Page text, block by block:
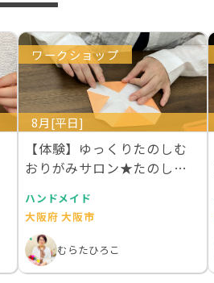
ワークショップ
8月[平日]
【体験】ゆっくりたのしむ
おりがみサロン★たのしい
ハンドメイド
大阪府 大阪市
むらたひろこ